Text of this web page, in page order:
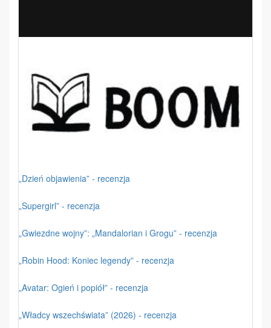
„Dzień objawienia” - recenzja
„Supergirl” - recenzja
„Gwiezdne wojny”: „Mandalorian i Grogu” - recenzja
„Robin Hood: Koniec legendy” - recenzja
„Avatar: Ogień i popiół” - recenzja
„Władcy wszechświata” (2026) - recenzja